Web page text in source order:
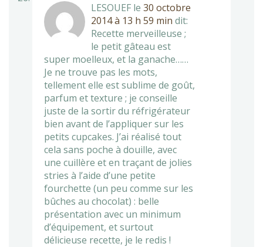
LESOUEF le 30 octobre
2014 à 13 h 59 min dit:
Recette merveilleuse ;
le petit gâteau est
super moelleux, et la ganache……
Je ne trouve pas les mots,
tellement elle est sublime de goût,
parfum et texture ; je conseille
juste de la sortir du réfrigérateur
bien avant de l’appliquer sur les
petits cupcakes. J’ai réalisé tout
cela sans poche à douille, avec
une cuillère et en traçant de jolies
stries à l’aide d’une petite
fourchette (un peu comme sur les
bûches au chocolat) : belle
présentation avec un minimum
d’équipement, et surtout
délicieuse recette, je le redis !